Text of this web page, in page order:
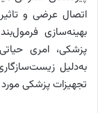
اتصال عرضی و
بهینه‌سازی
پزشکی، امری
به‌دلیل
تجهیزات پزشکی مورد